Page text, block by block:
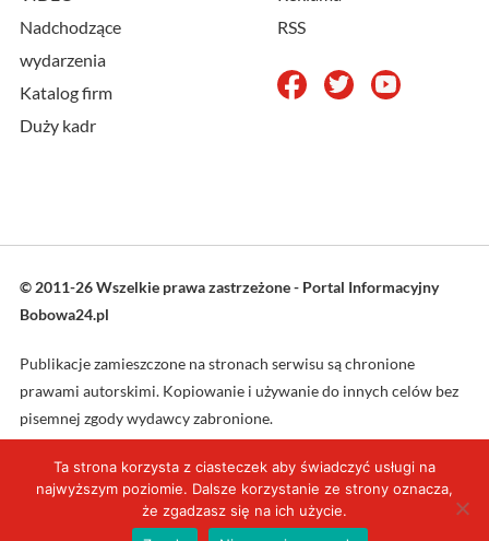
Nadchodzące
wydarzenia
Katalog firm
Duży kadr
RSS
© 2011-26 Wszelkie prawa zastrzeżone - Portal Informacyjny
Bobowa24.pl
Publikacje zamieszczone na stronach serwisu są chronione
prawami autorskimi. Kopiowanie i używanie do innych celów bez
pisemnej zgody wydawcy zabronione.
Projekt oraz wykonanie: L4web.pl
Ta strona korzysta z ciasteczek aby świadczyć usługi na
najwyższym poziomie. Dalsze korzystanie ze strony oznacza,
że zgadzasz się na ich użycie.